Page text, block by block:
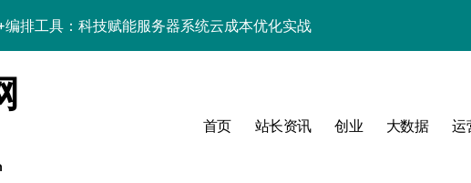
编排工具：科技赋能服务器系统云成本优化实战
编排工具深度融合，科技赋能开启系统优化新航道
多媒体系统容器化编排优化与资源高效利用实战
部署：科技赋能，高效编排服务器新实践
首页 站长资讯 创业 大数据 运